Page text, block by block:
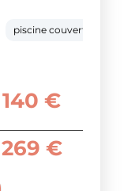
piscine couverte
140 €
269 €